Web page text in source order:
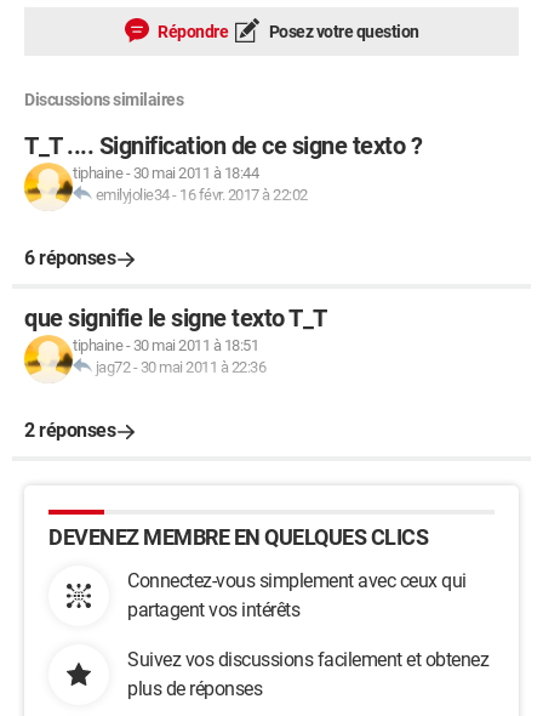
Répondre Posez votre question
Discussions similaires
T_T .... Signification de ce signe texto ?
tiphaine- 30 mai 2011 à 18:44
emilyjolie34- 16 févr. 2017 à 22:02
6 réponses
que signifie le signe texto T_T
tiphaine- 30 mai 2011 à 18:51
jag72- 30 mai 2011 à 22:36
2 réponses
DEVENEZ MEMBRE EN QUELQUES CLICS
Connectez-vous simplement avec ceux qui
partagent vos intérêts
Suivez vos discussions facilement et obtenez
plus de réponses